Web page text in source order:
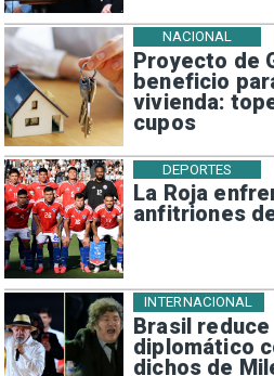
Proyecto de
beneficio
vivienda:
cupos
NACIONAL
La Roja
anfitriones
DEPORTES
Brasil
diplomático
dichos de
INTERNACIONAL